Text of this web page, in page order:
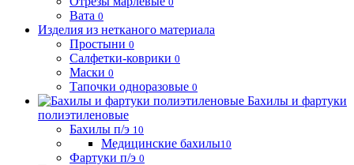
Вата 0
Изделия из нетканого материала
Простыни 0
Салфетки-коврики 0
Маски 0
Тапочки одноразовые 0
Бахилы и фартуки
полиэтиленовые
Бахилы п/э 10
Медицинские бахилы10
Фартуки п/э 0